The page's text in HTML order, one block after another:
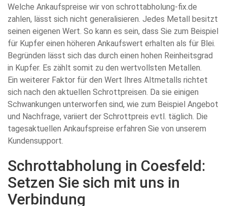
Welche Ankaufspreise wir von schrottabholung-fix.de
zahlen, lässt sich nicht generalisieren. Jedes Metall besitzt
seinen eigenen Wert. So kann es sein, dass Sie zum Beispiel
für Kupfer einen höheren Ankaufswert erhalten als für Blei.
Begründen lässt sich das durch einen hohen Reinheitsgrad
in Kupfer. Es zählt somit zu den wertvollsten Metallen.
Ein weiterer Faktor für den Wert Ihres Altmetalls richtet
sich nach den aktuellen Schrottpreisen. Da sie einigen
Schwankungen unterworfen sind, wie zum Beispiel Angebot
und Nachfrage, variiert der Schrottpreis evtl. täglich. Die
tagesaktuellen Ankaufspreise erfahren Sie von unserem
Kundensupport.
Schrottabholung in Coesfeld:
Setzen Sie sich mit uns in
Verbindung